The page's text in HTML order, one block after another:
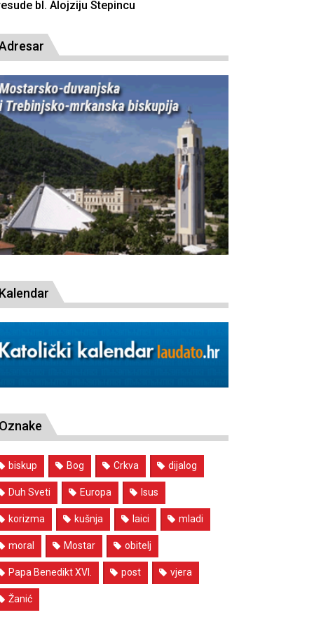
bl. Alojziju Stepincu
biskup Bog Crkva dijalog
Duh Sveti Europa Isus
korizma kušnja laici mladi
moral Mostar obitelj
Papa Benedikt XVI. post vjera
Žanić